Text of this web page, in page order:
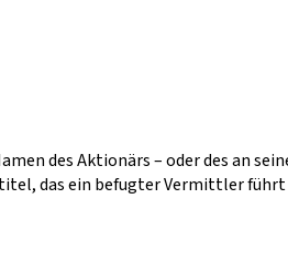
des Aktionärs – oder des an
das ein befugter Vermittler führt